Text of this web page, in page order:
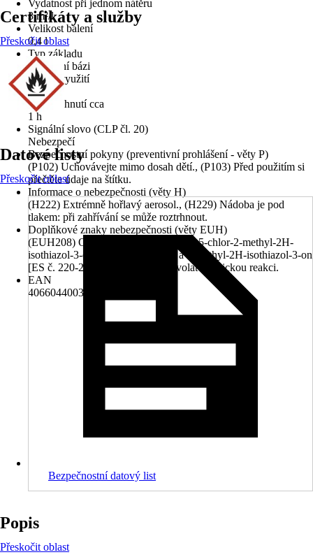
Vydatnost při jednom nátěru
3 m²/l
Velikost balení
0,4 l
Typ základu
Na vodní bázi
Oblast využití
Interiér
Doba schnutí cca
1 h
Signální slovo (CLP čl. 20)
Nebezpečí
Bezpečnostní pokyny (preventivní prohlášení - věty P)
(P102) Uchovávejte mimo dosah dětí., (P103) Před použitím si
přečtěte údaje na štítku.
Informace o nebezpečnosti (věty H)
(H222) Extrémně hořlavý aerosol., (H229) Nádoba je pod
tlakem: při zahřívání se může roztrhnout.
Doplňkové znaky nebezpečnosti (věty EUH)
(EUH208) Obsahuje reakční hmota z: 5-chlor-2-methyl-2H-
isothiazol-3-on [ES č. 247-500-7] a 2-methyl-2H-isothiazol-3-on
[ES č. 220-239-6] (3:1). Může vyvolat alergickou reakci.
EAN
4066044003854
Certifikáty a služby
Přeskočit oblast
Datové listy
Přeskočit oblast
Bezpečnostní datový list
Popis
Přeskočit oblast